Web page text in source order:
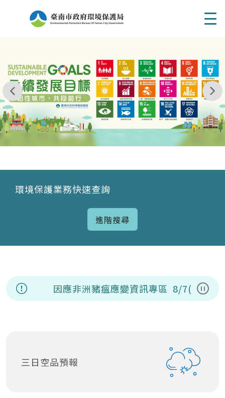
環境保護業務快速查詢
進階搜尋
暫停
因應非洲豬瘟應變資訊專區 8/7(五)城鎮
三日空品預報